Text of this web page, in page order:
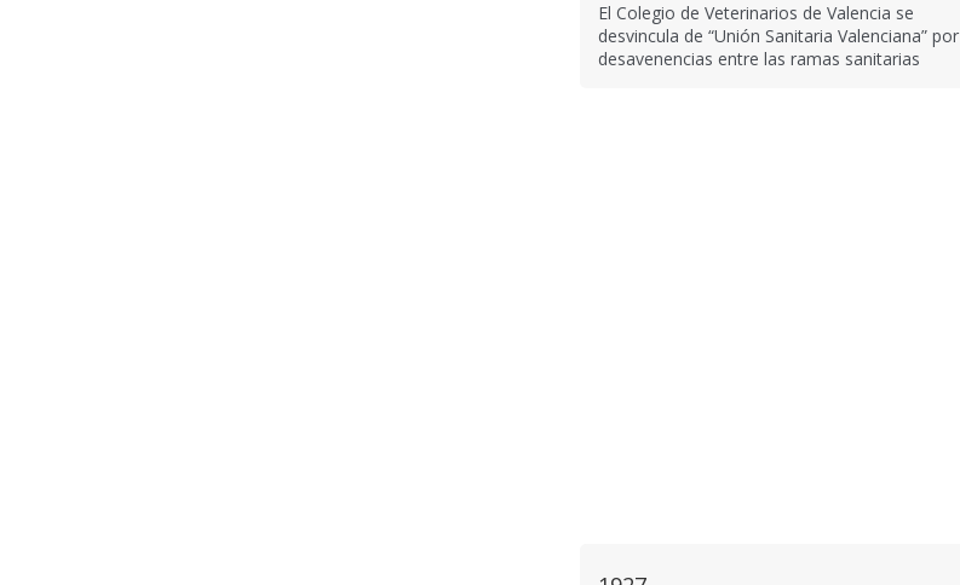
El Colegio de Veterinarios de Valencia se
desvincula de “Unión Sanitaria Valenciana” por
desavenencias entre las ramas sanitarias